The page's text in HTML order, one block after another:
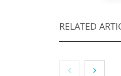
RELATED